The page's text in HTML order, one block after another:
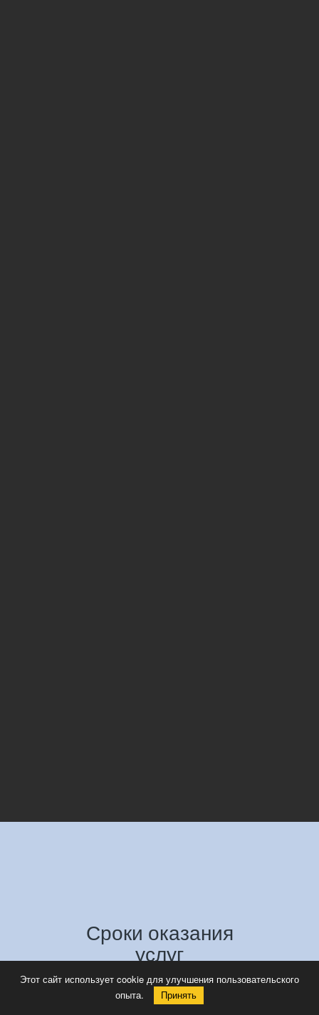
Сроки оказания
услуг
Сроки оказания услуг по
металлообработке зависят от
Этот сайт использует cookie для улучшения пользовательского
опыта.
Принять